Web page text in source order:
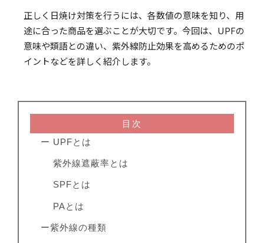
正しく日焼け対策を行うには、各数値の意味を知り、用
途に合った商品を選ぶことが大切です。今回は、UPFの
意味や類語との違い、紫外線防止効果を高めるためのポ
イントなどを詳しく紹介します。
目次
ー UPFとは
紫外線遮蔽率とは
SPFとは
PAとは
ー紫外線の種類